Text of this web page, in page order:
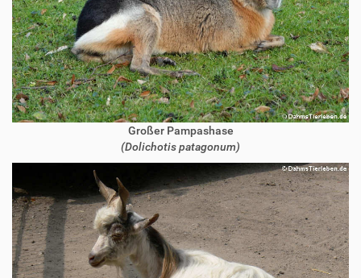
Großer Pampashase
(Dolichotis patagonum)